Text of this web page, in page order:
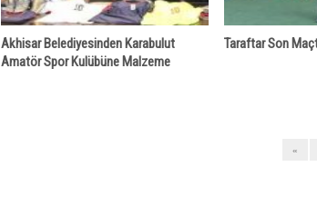
Akhisar Belediyesinden Karabulut
Amatör Spor Kulübüne Malzeme
Taraftar Son
«